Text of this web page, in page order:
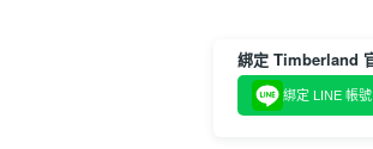
綁定 LINE 帳號